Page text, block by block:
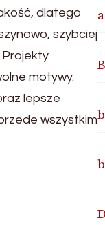
dlatego
szybciej
Projekty
motywy.
lepsze
wszystkim